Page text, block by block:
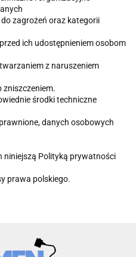
zagrożeń oraz kategorii
ich udostępnieniem osobom
z naruszeniem
zniszczeniem.
środki techniczne
danych osobowych
niniejszą Polityką prywatności
prawa polskiego.